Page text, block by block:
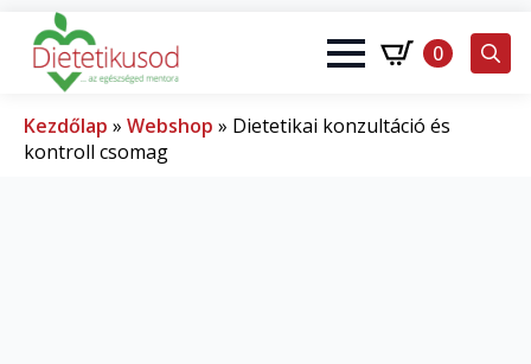
0
Kezdőlap » Webshop » Dietetikai konzultáció és
kontroll csomag